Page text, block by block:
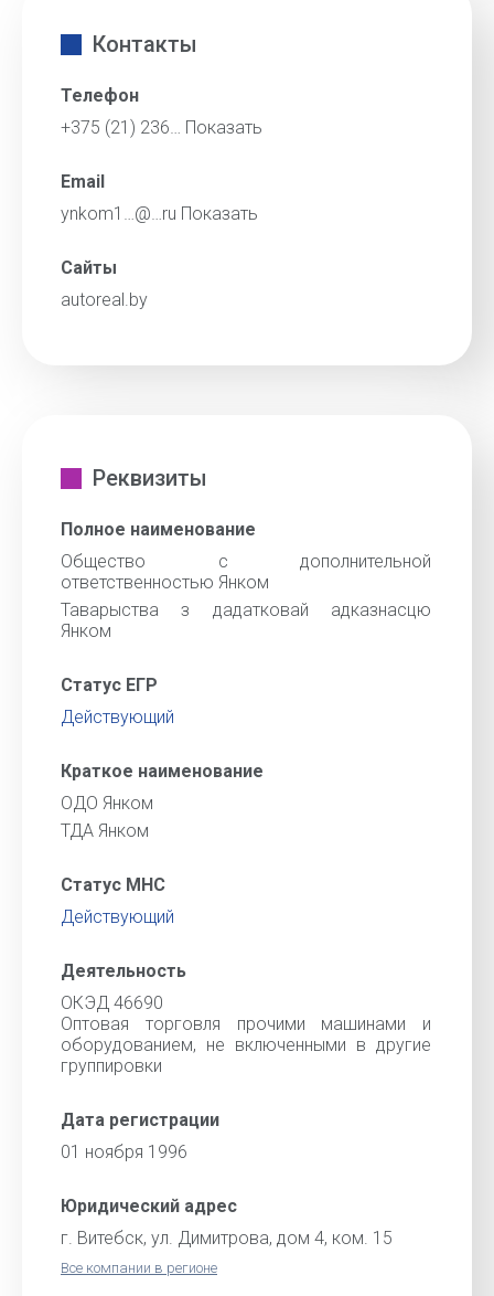
Контакты
Телефон
+375 (21) 236… Показать
Email
ynkom1…@…ru Показать
Сайты
autoreal.by
Реквизиты
Полное наименование
Общество с дополнительной
ответственностью Янком
Таварыства з дадатковай адказнасцю
Янком
Статус ЕГР
Действующий
Краткое наименование
ОДО Янком
ТДА Янком
Статус МНС
Действующий
Деятельность
ОКЭД 46690
Оптовая торговля прочими машинами и
оборудованием, не включенными в другие
группировки
Дата регистрации
01 ноября 1996
Юридический адрес
г. Витебск, ул. Димитрова, дом 4, ком. 15
Все компании в регионе